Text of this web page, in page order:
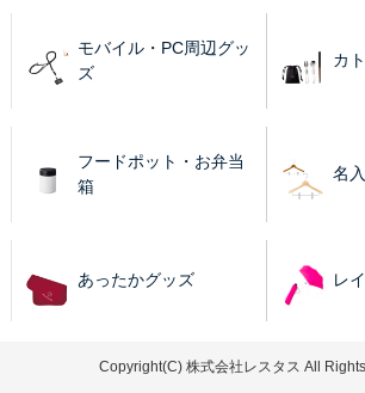
モバイル・PC周辺グッ
ズ
カ
フードポット・お弁当
箱
名
あったかグッズ レ
Copyright(C) 株式会社レスタス All